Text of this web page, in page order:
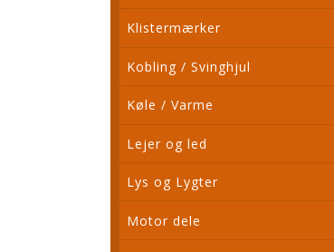
Klistermærker
Kobling / Svinghjul
Køle / Varme
Lejer og led
Lys og Lygter
Motor dele